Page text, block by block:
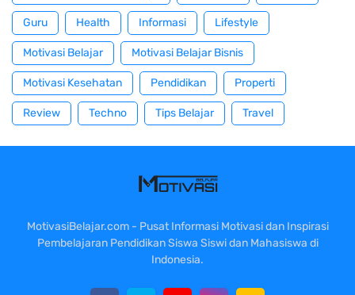
Guru Health Informasi Lifestyle
Motivasi Belajar Motivasi Belajar Bisnis
Motivasi Kesehatan Pendidikan Properti
Review Techno Tips Belajar Travel
MotivasiBelajar.com - Pusat Informasi Motivasi dan Inspirasi
Pembelajaran Pendidikan Siswa Siswi dan Mahasiswa di
Indonesia.